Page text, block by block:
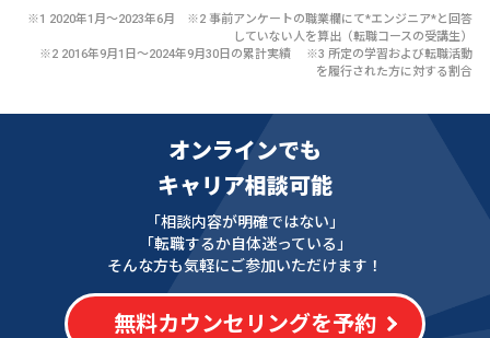
※1 2020年1月〜2023年6月 ※2 事前アンケートの職業欄にて*エンジニア*と回答
していない人を算出（転職コースの受講生）
※2 2016年9月1日〜2024年9月30日の累計実績 ※3 所定の学習および転職活動
を履行された方に対する割合
オンラインでも
キャリア相談可能
「相談内容が明確ではない」
「転職するか自体迷っている」
そんな方も気軽にご参加いただけます！
無料カウンセリングを予約